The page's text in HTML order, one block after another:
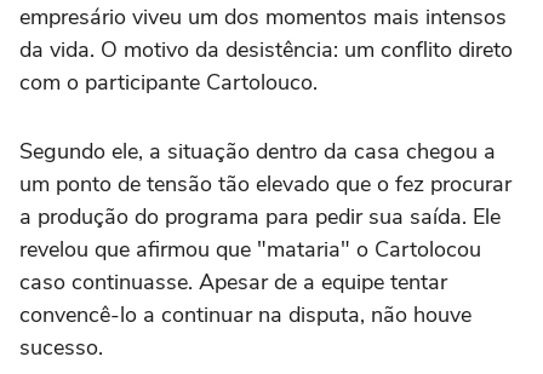
empresário viveu um dos momentos mais intensos
da vida. O motivo da desistência: um conflito direto
com o participante Cartolouco.
Segundo ele, a situação dentro da casa chegou a
um ponto de tensão tão elevado que o fez procurar
a produção do programa para pedir sua saída. Ele
revelou que afirmou que "mataria" o Cartolocou
caso continuasse. Apesar de a equipe tentar
convencê-lo a continuar na disputa, não houve
sucesso.